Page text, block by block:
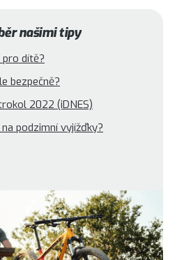
našimi tipy
dítě?
bezpečně?
2022 (iDNES)
podzimní vyjížďky?